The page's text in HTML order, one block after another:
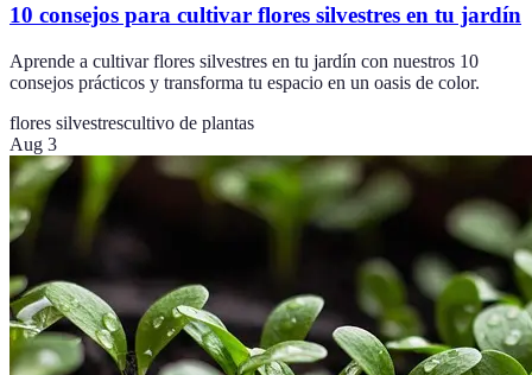
10 consejos para cultivar flores silvestres en tu jardín
Aprende a cultivar flores silvestres en tu jardín con nuestros 10
consejos prácticos y transforma tu espacio en un oasis de color.
flores silvestrescultivo de plantas
Aug 3